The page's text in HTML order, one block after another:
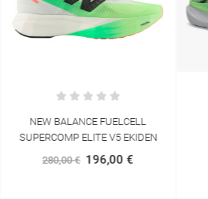
NEW BALANCE FUELCELL
SUPERCOMP ELITE V5 EKIDEN
280,00 € 196,00 €